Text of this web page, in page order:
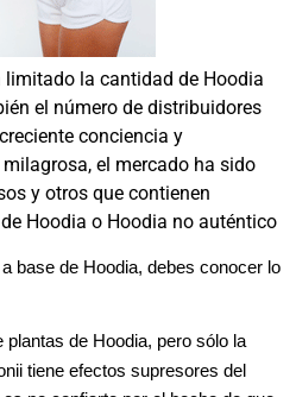
la cantidad de Hoodia
el número de distribuidores
conciencia y
el mercado ha sido
y otros que contienen
Hoodia o Hoodia no auténtico
base de Hoodia, debes conocer lo
de Hoodia, pero sólo la
tiene efectos supresores del